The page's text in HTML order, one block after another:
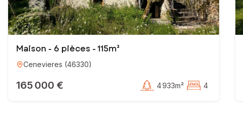
Maison - 6 pièces - 115m²
Cenevieres (46330)
165 000 € 4 933m² 4